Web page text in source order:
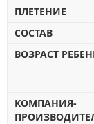
ПЛЕТЕНИЕ
СОСТАВ
ВОЗРАСТ
КОМПАНИЯ-